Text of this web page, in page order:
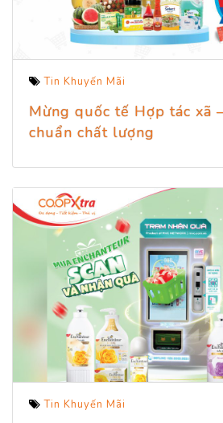
Tin Khuyến Mãi
Mừng quốc tế Hợp tác xã
chuẩn chất lượng
Tin Khuyến Mãi